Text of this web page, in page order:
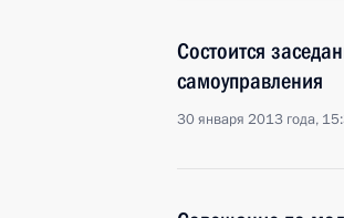
Состоится
самоуправления
30 января 2013 года,